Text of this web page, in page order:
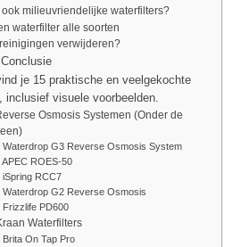
ook milieuvriendelijke waterfilters?
waterfilter alle soorten
verwijderen?
je 15 praktische en veelgekochte
inclusief visuele voorbeelden.
Osmosis Systemen (Onder de
Waterdrop G3 Reverse Osmosis System
APEC ROES-50
iSpring RCC7
Waterdrop G2 Reverse Osmosis
Frizzlife PD600
Waterfilters
Brita On Tap Pro